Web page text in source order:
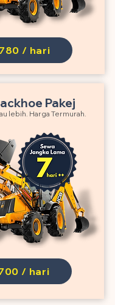
/ hari
Pakej
lebih. Harga Termurah.
/ hari